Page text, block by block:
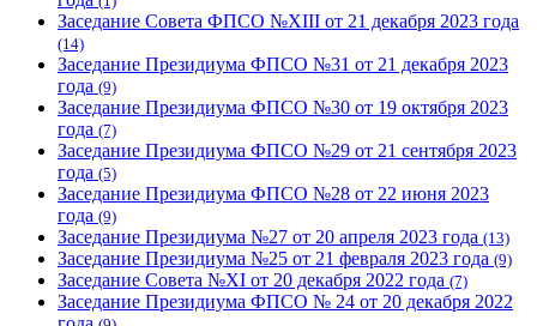
Заседание Совета ФПСО №XIII от 21 декабря 2023 года
(14)
Заседание Президиума ФПСО №31 от 21 декабря 2023
года (9)
Заседание Президиума ФПСО №30 от 19 октября 2023
года (7)
Заседание Президиума ФПСО №29 от 21 сентября 2023
года (5)
Заседание Президиума ФПСО №28 от 22 июня 2023
года (9)
Заседание Президиума №27 от 20 апреля 2023 года (13)
Заседание Президиума №25 от 21 февраля 2023 года (9)
Заседание Совета №XI от 20 декабря 2022 года (7)
Заседание Президиума ФПСО № 24 от 20 декабря 2022